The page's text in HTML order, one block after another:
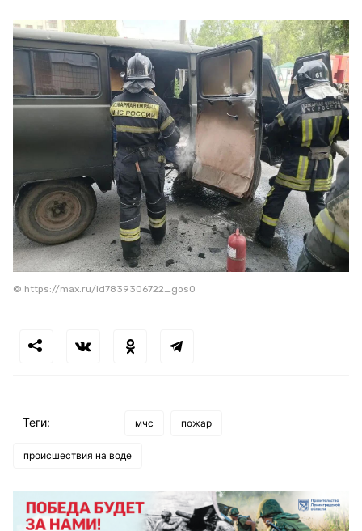
© https://max.ru/id7839306722_gos0
Теги: мчс пожар
происшествия на воде